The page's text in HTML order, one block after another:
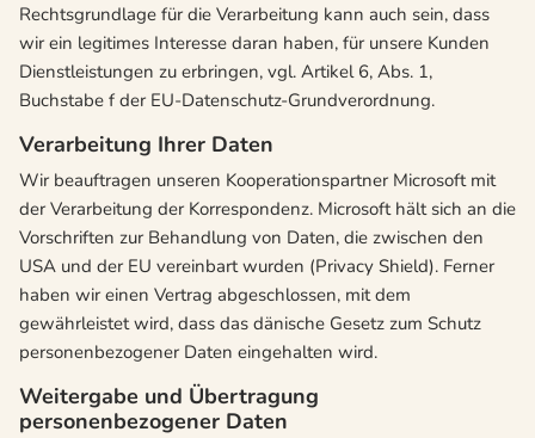
Rechtsgrundlage für die Verarbeitung kann auch sein, dass
wir ein legitimes Interesse daran haben, für unsere Kunden
Dienstleistungen zu erbringen, vgl. Artikel 6, Abs. 1,
Buchstabe f der EU-Datenschutz-Grundverordnung.
Verarbeitung Ihrer Daten
Wir beauftragen unseren Kooperationspartner Microsoft mit
der Verarbeitung der Korrespondenz. Microsoft hält sich an die
Vorschriften zur Behandlung von Daten, die zwischen den
USA und der EU vereinbart wurden (Privacy Shield). Ferner
haben wir einen Vertrag abgeschlossen, mit dem
gewährleistet wird, dass das dänische Gesetz zum Schutz
personenbezogener Daten eingehalten wird.
Weitergabe und Übertragung
personenbezogener Daten